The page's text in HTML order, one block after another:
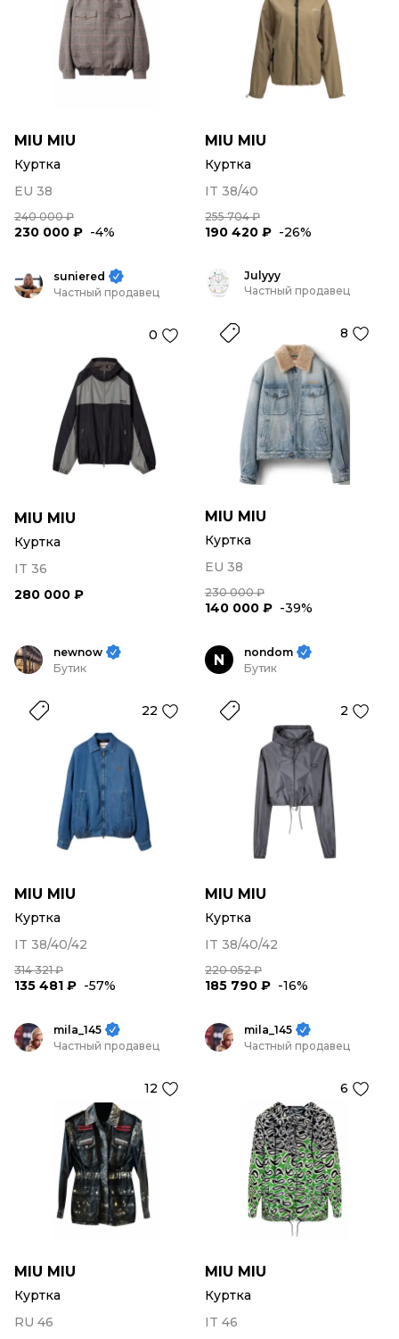
MIU MIU
Куртка
EU 38
240 000 ₽
230 000 ₽ -4%
MIU MIU
Куртка
IT 38/40
255 704 ₽
190 420 ₽ -26%
suniered
Частный продавец
0
MIU MIU
Куртка
IT 36
280 000 ₽
Julyyy
Частный продавец
8
MIU MIU
Куртка
EU 38
230 000 ₽
140 000 ₽ -39%
newnow
Бутик
22
MIU MIU
Куртка
IT 38/40/42
314 321 ₽
135 481 ₽ -57%
N
nondom
Бутик
2
MIU MIU
Куртка
IT 38/40/42
220 052 ₽
185 790 ₽ -16%
mila_145
Частный продавец
12
MIU MIU
Куртка
RU 46
mila_145
Частный продавец
6
MIU MIU
Куртка
IT 46